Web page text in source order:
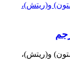
و(ريتش)،
و(ريتش)،